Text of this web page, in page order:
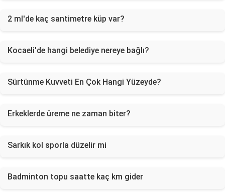
2 ml'de kaç santimetre küp var?
Kocaeli'de hangi belediye nereye bağlı?
Sürtünme Kuvveti En Çok Hangi Yüzeyde?
Erkeklerde üreme ne zaman biter?
Sarkık kol sporla düzelir mi
Badminton topu saatte kaç km gider